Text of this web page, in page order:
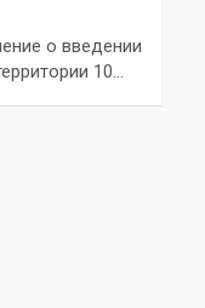
о введении
10…